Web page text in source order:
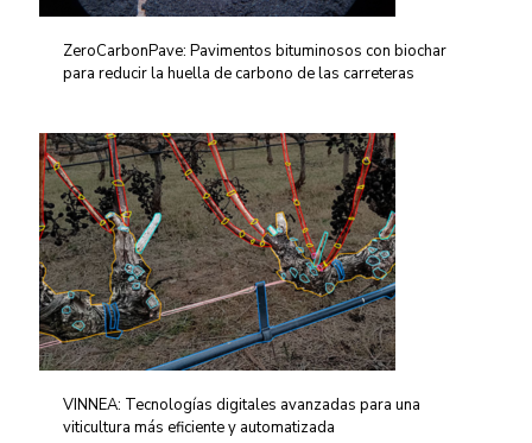
ZeroCarbonPave: Pavimentos bituminosos con biochar
para reducir la huella de carbono de las carreteras
VINNEA: Tecnologías digitales avanzadas para una
viticultura más eficiente y automatizada